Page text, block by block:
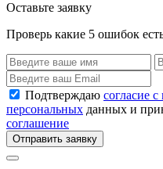
Оставьте заявку
Проверь какие 5 ошибок
Подтверждаю согласие
персональных данных и
соглашение
Отправить заявку